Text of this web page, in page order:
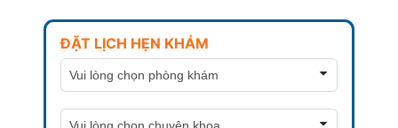
ĐẶT LỊCH HẸN KHÁM